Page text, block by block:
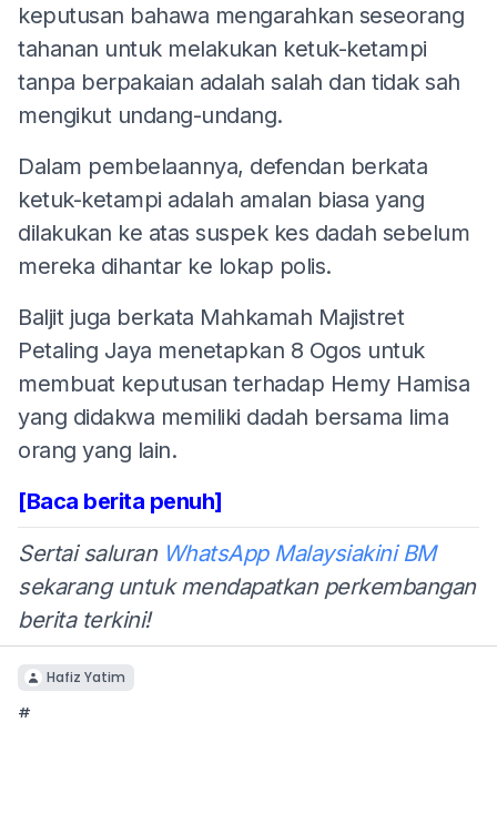
keputusan bahawa mengarahkan seseorang
tahanan untuk melakukan ketuk-ketampi
tanpa berpakaian adalah salah dan tidak sah
mengikut undang-undang.
Dalam pembelaannya, defendan berkata
ketuk-ketampi adalah amalan biasa yang
dilakukan ke atas suspek kes dadah sebelum
mereka dihantar ke lokap polis.
Baljit juga berkata Mahkamah Majistret
Petaling Jaya menetapkan 8 Ogos untuk
membuat keputusan terhadap Hemy Hamisa
yang didakwa memiliki dadah bersama lima
orang yang lain.
[Baca berita penuh]
Sertai saluran WhatsApp Malaysiakini BM
sekarang untuk mendapatkan perkembangan
berita terkini!
Hafiz Yatim
#